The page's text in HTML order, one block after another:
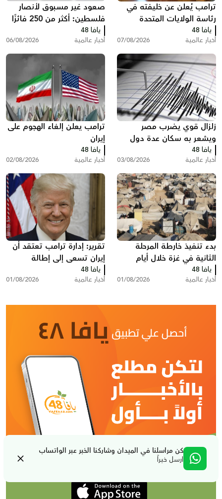
كن مراسلنا في الميدان وشاركنا الخبر عبر الواتساب
ارسل خبراً
ترامب يُعلن عن خليفته في
رئاسة الولايات المتحدة
يافا 48
أخبار عالمية 07/08/2026
صعود غير مسبوق لأنصار
فلسطين: أكثر من 250 فائزًا
بينهم 35 في الكونغرس
يافا 48
أخبار عالمية 06/08/2026
زلزال قوي يضرب مصر
ويشعر به سكان عدة دول
يافا 48
أخبار عالمية 03/08/2026
ترامب يعلن إلغاء الهجوم على
إيران
يافا 48
أخبار عالمية 02/08/2026
بدء تنفيذ خارطة المرحلة
الثانية في غزة خلال أيام
يافا 48
أخبار عالمية 01/08/2026
تقرير: إدارة ترامب تعتقد أن
إيران تسعى إلى إطالة
المفاوضات ودول خليجية
تدعو إلى تصعيد أمريكي
يافا 48
أخبار عالمية 01/08/2026